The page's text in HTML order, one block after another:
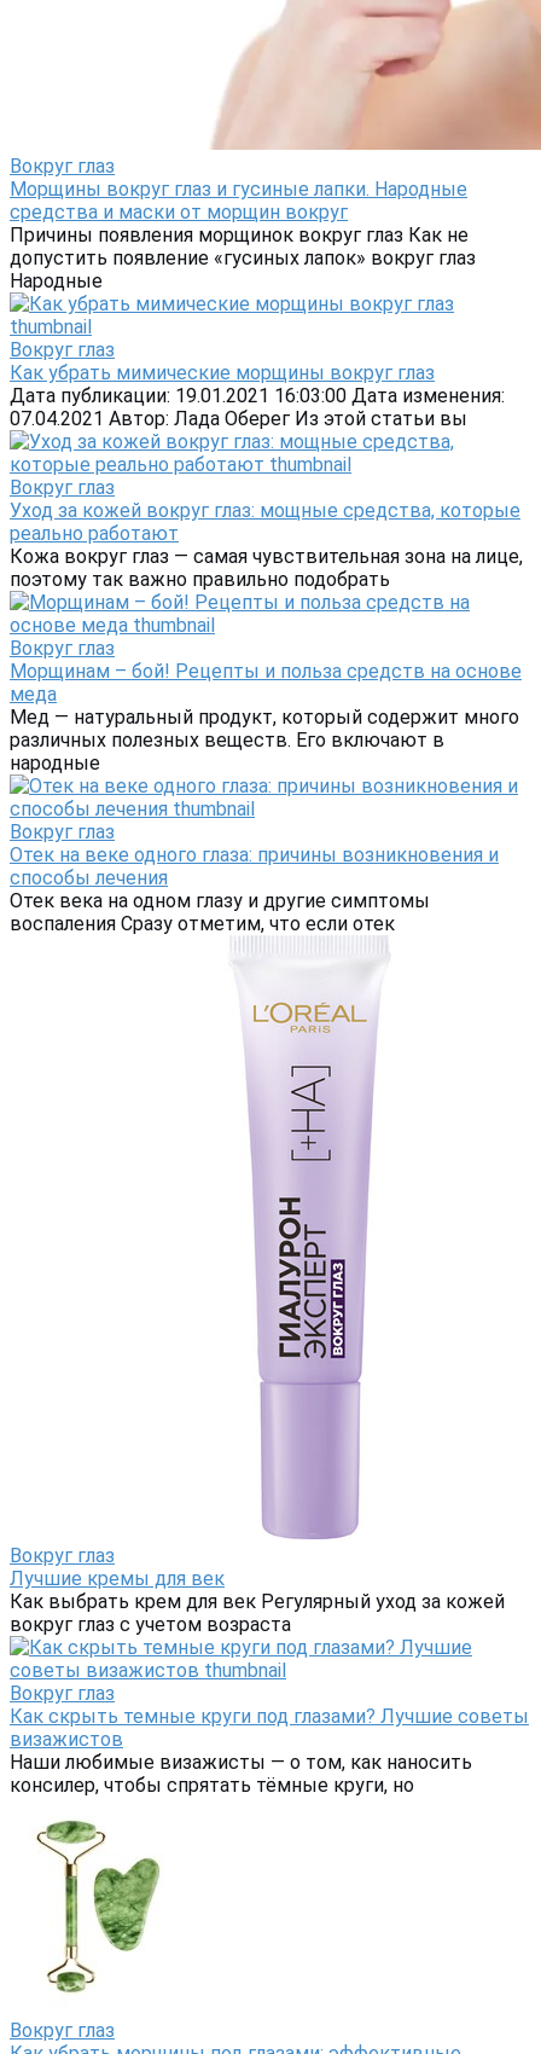
Вокруг глаз
Морщины вокруг глаз и гусиные лапки. Народные
средства и маски от морщин вокруг
Причины появления морщинок вокруг глаз Как не
допустить появление «гусиных лапок» вокруг глаз
Народные
Вокруг глаз
Как убрать мимические морщины вокруг глаз
Дата публикации: 19.01.2021 16:03:00 Дата изменения:
07.04.2021 Автор: Лада Оберег Из этой статьи вы
Вокруг глаз
Уход за кожей вокруг глаз: мощные средства, которые
реально работают
Кожа вокруг глаз — самая чувствительная зона на лице,
поэтому так важно правильно подобрать
Вокруг глаз
Морщинам – бой! Рецепты и польза средств на основе
меда
Мед — натуральный продукт, который содержит много
различных полезных веществ. Его включают в
народные
Вокруг глаз
Отек на веке одного глаза: причины возникновения и
способы лечения
Отек века на одном глазу и другие симптомы
воспаления Сразу отметим, что если отек
Вокруг глаз
Лучшие кремы для век
Как выбрать крем для век Регулярный уход за кожей
вокруг глаз с учетом возраста
Вокруг глаз
Как скрыть темные круги под глазами? Лучшие советы
визажистов
Наши любимые визажисты — о том, как наносить
консилер, чтобы спрятать тёмные круги, но
Вокруг глаз